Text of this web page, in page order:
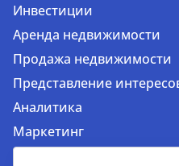
Инвестиции
Аренда недвижимости
Продажа недвижимости
Представление
Аналитика
Маркетинг